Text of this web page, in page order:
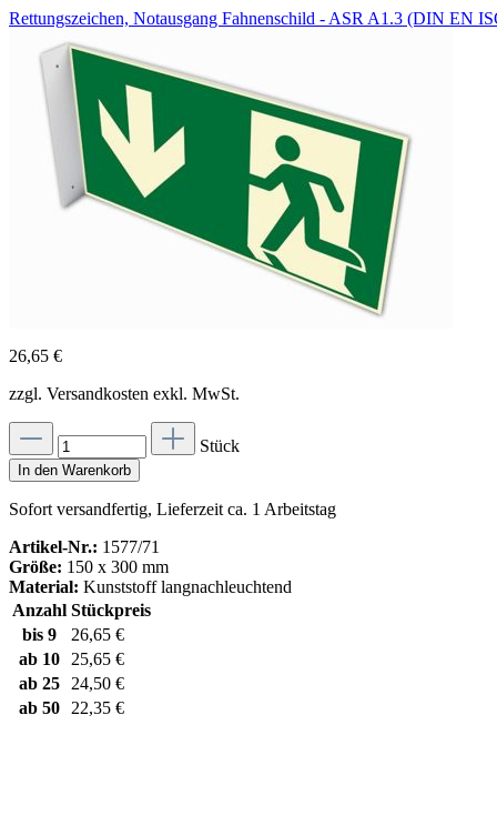
Rettungszeichen, Notausgang Fahnenschild - ASR A1.3 (DIN EN
26,65 €
zzgl. Versandkosten exkl. MwSt.
Stück
In den Warenkorb
Sofort versandfertig, Lieferzeit ca. 1 Arbeitstag
Artikel-Nr.: 1577/71
Größe: 150 x 300 mm
Material: Kunststoff langnachleuchtend
Anzahl Stückpreis
bis 9
26,65 €
ab 10
25,65 €
ab 25
24,50 €
ab 50 22,35 €